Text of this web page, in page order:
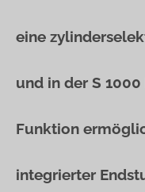
eine
und in der S
Funktion
integrierter